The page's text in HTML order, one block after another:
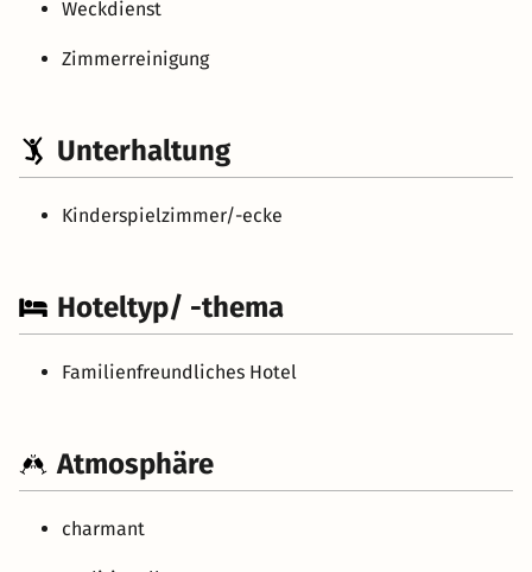
Weckdienst
Zimmerreinigung
Unterhaltung
Kinderspielzimmer/-ecke
Hoteltyp/ -thema
Familienfreundliches Hotel
Atmosphäre
charmant